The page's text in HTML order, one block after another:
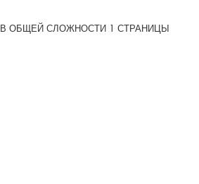
В ОБЩЕЙ СЛОЖНОСТИ 1 СТРАНИЦЫ